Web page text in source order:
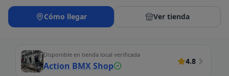
Cómo llegar Ver tienda
Disponible en tienda local verificada
Action BMX Shop 4.8